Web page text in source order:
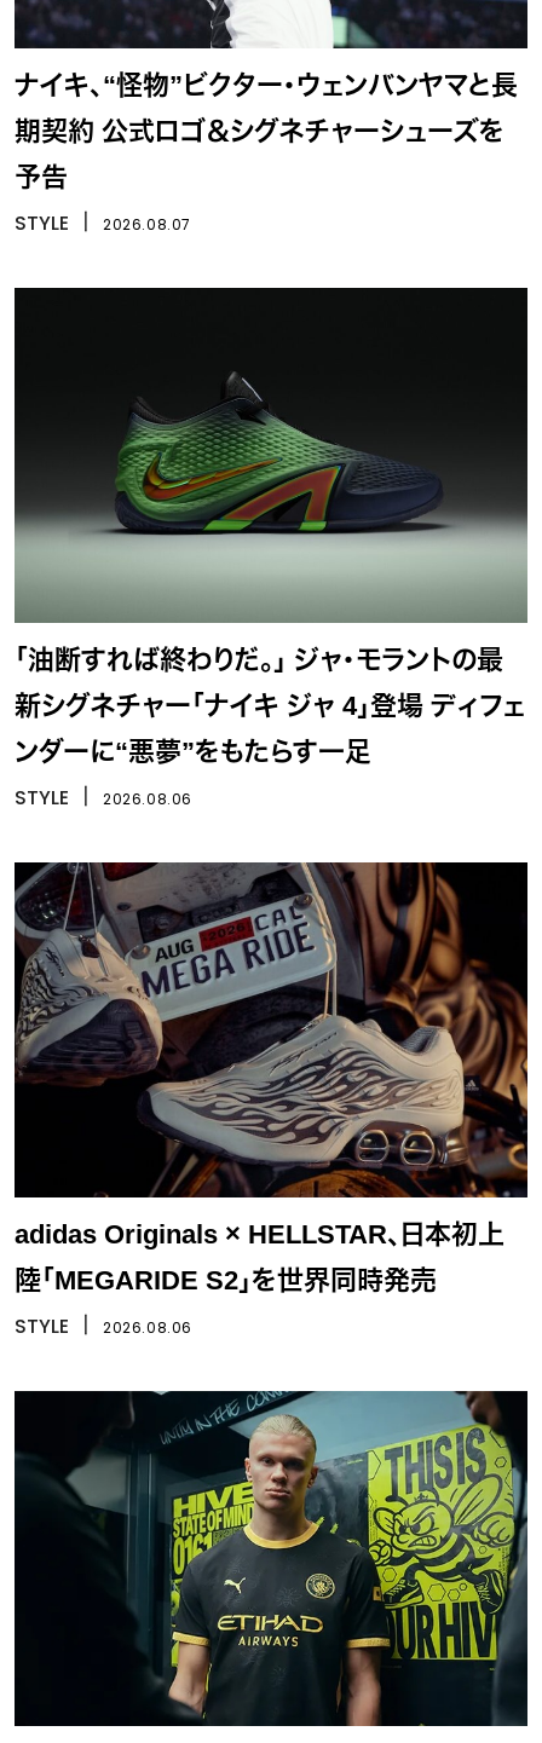
ナイキ、“怪物”ビクター・ウェンバンヤマと長
期契約 公式ロゴ＆シグネチャーシューズを
予告
STYLE 2026.08.07
「油断すれば終わりだ。」 ジャ・モラントの最
新シグネチャー「ナイキ ジャ 4」登場 ディフェ
ンダーに“悪夢”をもたらす一足
STYLE 2026.08.06
adidas Originals × HELLSTAR、日本初上
陸「MEGARIDE S2」を世界同時発売
STYLE 2026.08.06